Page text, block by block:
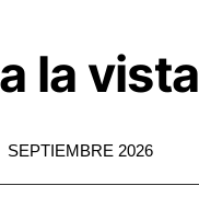
la vista
SEPTIEMBRE 2026